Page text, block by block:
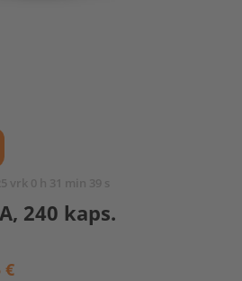
vrk 0 h 31 min 39 s
240 kaps.
€